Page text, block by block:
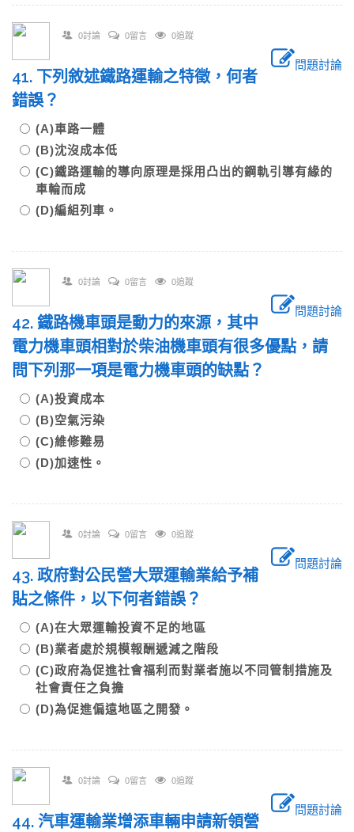
0討論 0留言 0追蹤
問題討論
41. 下列敘述鐵路運輸之特徵，何者
錯誤？
(A)車路一體
(B)沈沒成本低
(C)鐵路運輸的導向原理是採用凸出的鋼軌引導有緣的
車輪而成
(D)編組列車。
0討論 0留言 0追蹤
問題討論
42. 鐵路機車頭是動力的來源，其中
電力機車頭相對於柴油機車頭有很多優點，請
問下列那一項是電力機車頭的缺點？
(A)投資成本
(B)空氣污染
(C)維修難易
(D)加速性。
0討論 0留言 0追蹤
問題討論
43. 政府對公民營大眾運輸業給予補
貼之條件，以下何者錯誤？
(A)在大眾運輸投資不足的地區
(B)業者處於規模報酬遞減之階段
(C)政府為促進社會福利而對業者施以不同管制措施及
社會責任之負擔
(D)為促進偏遠地區之開發。
0討論 0留言 0追蹤
問題討論
44. 汽車運輸業增添車輛申請新領營